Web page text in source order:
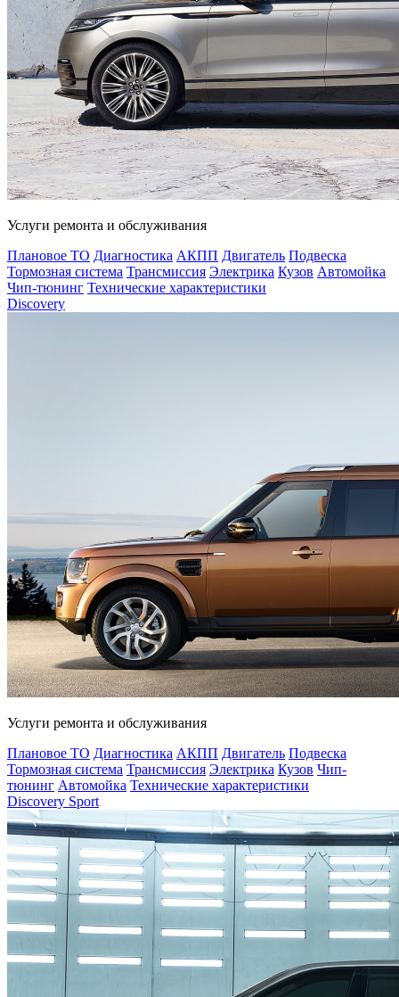
Услуги ремонта и обслуживания
Плановое ТО Диагностика АКПП Двигатель Подвеска
Тормозная система Трансмиссия Электрика Кузов Автомойка
Чип-тюнинг Технические характеристики
Discovery
Услуги ремонта и обслуживания
Плановое ТО Диагностика АКПП Двигатель Подвеска
Тормозная система Трансмиссия Электрика Кузов Чип-
тюнинг Автомойка Технические характеристики
Discovery Sport